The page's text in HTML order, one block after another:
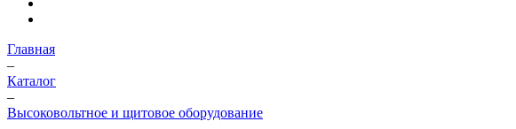
Главная
–
Каталог
–
Высоковольтное и щитовое оборудование